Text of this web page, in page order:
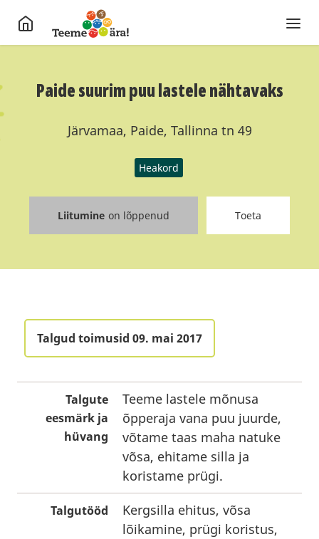
Paide suurim puu lastele nähtavaks
Järvamaa, Paide, Tallinna tn 49
Heakord
Liitumine on lõppenud Toeta
Talgud toimusid 09. mai 2017
Talgute
eesmärk ja
hüvang
Teeme lastele mõnusa
õpperaja vana puu juurde,
võtame taas maha natuke
võsa, ehitame silla ja
koristame prügi.
Talgutööd
Kergsilla ehitus, võsa
lõikamine, prügi koristus,